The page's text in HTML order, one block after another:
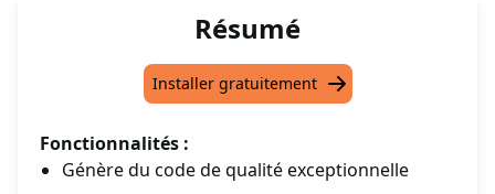
Résumé
Installer gratuitement
Fonctionnalités :
Génère du code de qualité exceptionnelle